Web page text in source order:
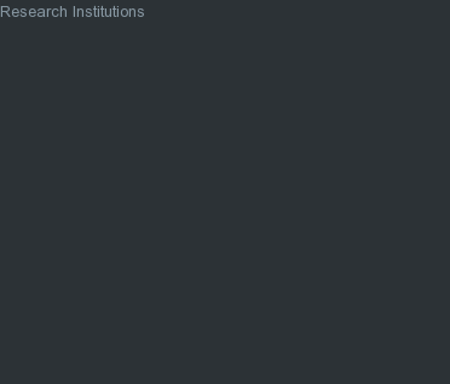
Research Institutions